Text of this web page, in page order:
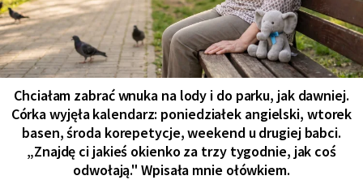
Chciałam zabrać wnuka na lody i do parku, jak dawniej.
Córka wyjęła kalendarz: poniedziałek angielski, wtorek
basen, środa korepetycje, weekend u drugiej babci.
„Znajdę ci jakieś okienko za trzy tygodnie, jak coś
odwołają." Wpisała mnie ołówkiem.